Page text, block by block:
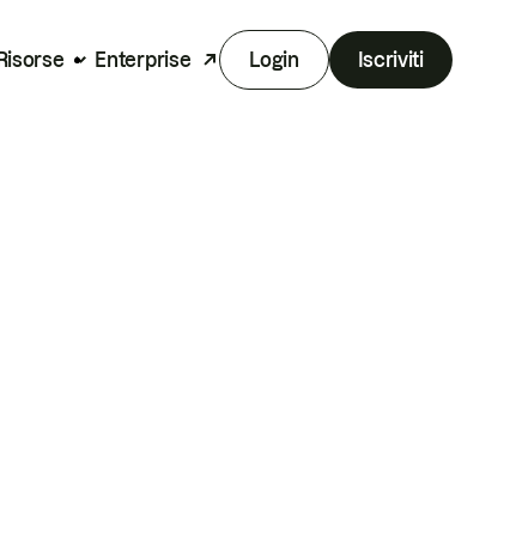
Risorse Enterprise Login Iscriviti